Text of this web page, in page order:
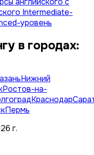
Intermediate-
уровень
в городах:
Нижний
Ростов-на-
Краснодар
Пермь
г.